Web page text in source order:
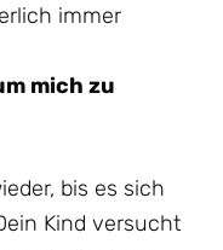
immer
mich zu
bis es sich
Kind versucht